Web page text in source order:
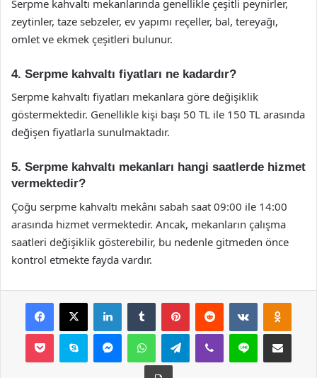
Serpme kahvaltı mekanlarında genellikle çeşitli peynirler,
zeytinler, taze sebzeler, ev yapımı reçeller, bal, tereyağı,
omlet ve ekmek çeşitleri bulunur.
4. Serpme kahvaltı fiyatları ne kadardır?
Serpme kahvaltı fiyatları mekanlara göre değişiklik
göstermektedir. Genellikle kişi başı 50 TL ile 150 TL arasında
değişen fiyatlarla sunulmaktadır.
5. Serpme kahvaltı mekanları hangi saatlerde hizmet
vermektedir?
Çoğu serpme kahvaltı mekânı sabah saat 09:00 ile 14:00
arasında hizmet vermektedir. Ancak, mekanların çalışma
saatleri değişiklik gösterebilir, bu nedenle gitmeden önce
kontrol etmekte fayda vardır.
Facebook
X LinkedInTumblr PinterestReddit VKontakte
Pocket Skype MessengerWhatsAppTelegramViber Line E-Posta ile
Yazdır